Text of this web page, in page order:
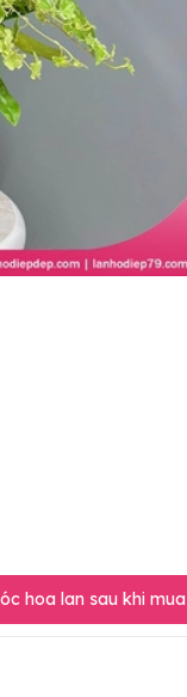
hoa lan sau khi mua